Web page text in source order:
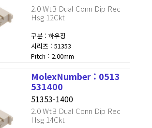
2.0 WtB Dual Conn Dip Rec
Hsg 12Ckt
구분 : 하우징
시리즈 : 51353
Pitch : 2.00mm
MolexNumber : 0513
531400
51353-1400
2.0 WtB Dual Conn Dip Rec
Hsg 14Ckt